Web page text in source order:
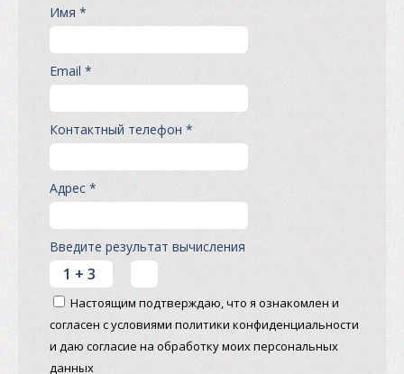
Имя *
Email *
Контактный телефон *
Адрес *
Введите результат вычисления
Настоящим подтверждаю, что я ознакомлен и
согласен с условиями политики конфиденциальности
и даю согласие на обработку моих персональных
данных